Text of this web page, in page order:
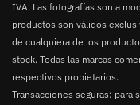
IVA. Las fotografías son a
productos son válidos
de cualquiera de los
stock. Todas las marcas
respectivos propietarios.
Transacciones seguras: